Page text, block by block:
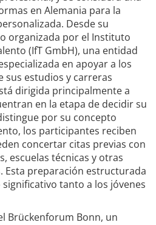
en Alemania para la
Desde su
organizada por el Instituto
(IfT GmbH), una entidad
en apoyar a los
sus estudios y carreras
dirigida principalmente a
en la etapa de decidir su
por su concepto
los participantes reciben
concertar citas previas con
escuelas técnicas y otras
Esta preparación estructurada
tanto a los jóvenes
Brückenforum Bonn, un